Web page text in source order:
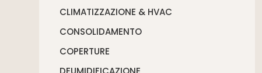
CLIMATIZZAZIONE & HVAC
CONSOLIDAMENTO
COPERTURE